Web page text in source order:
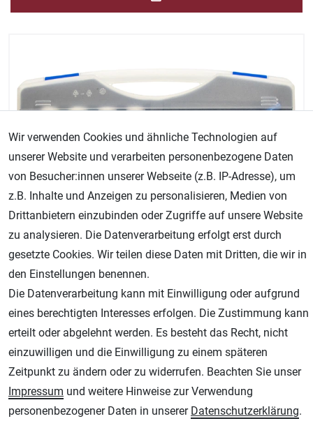
Airbrushkoffer Transparent & Opaque CREATEX
Farben mit Badger 150M - 800240
Lagernd - sofort lieferbar
Wir verwenden Cookies und ähnliche Technologien auf
unserer Website und verarbeiten personenbezogene Daten
von Besucher:innen unserer Webseite (z.B. IP-Adresse), um
z.B. Inhalte und Anzeigen zu personalisieren, Medien von
Drittanbietern einzubinden oder Zugriffe auf unsere Website
zu analysieren. Die Datenverarbeitung erfolgt erst durch
gesetzte Cookies. Wir teilen diese Daten mit Dritten, die wir in
den Einstellungen benennen.
Die Datenverarbeitung kann mit Einwilligung oder aufgrund
eines berechtigten Interesses erfolgen. Die Zustimmung kann
erteilt oder abgelehnt werden. Es besteht das Recht, nicht
einzuwilligen und die Einwilligung zu einem späteren
Zeitpunkt zu ändern oder zu widerrufen. Beachten Sie unser
Impressum und weitere Hinweise zur Verwendung
personenbezogener Daten in unserer Daten­schutz­erklärung.